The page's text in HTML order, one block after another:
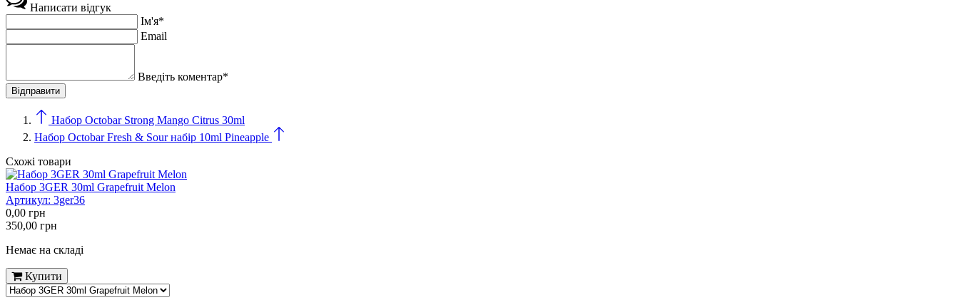
Написати відгук
Ім'я*
Email
Введіть коментар*
Набор Octobar Strong Mango Citrus 30ml
Набор Octobar Fresh & Sour набір 10ml Pineapple
Схожі товари
Набор 3GER 30ml Grapefruit Melon
Артикул: 3ger36
0,00 грн
350,00 грн
Немає на складі
Купити